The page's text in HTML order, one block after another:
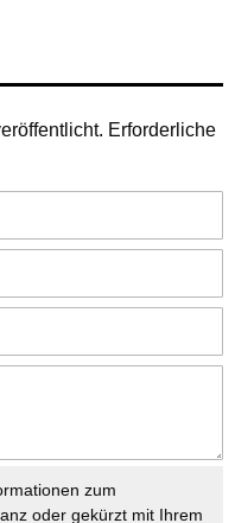
Erforderliche
zum
oder gekürzt mit Ihrem